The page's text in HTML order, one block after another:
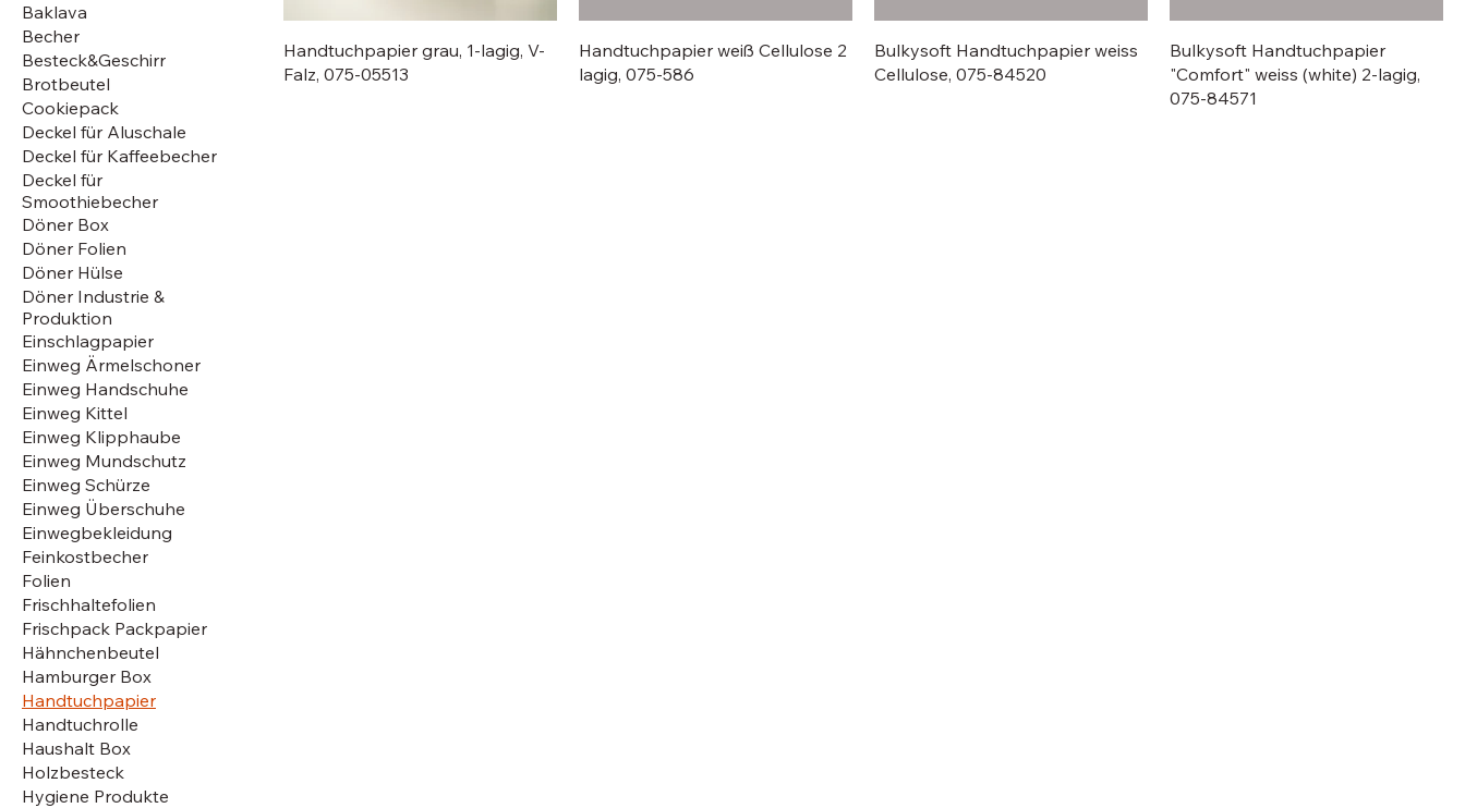
Baklava
Becher
Besteck&Geschirr
Brotbeutel
Cookiepack
Deckel für Aluschale
Deckel für Kaffeebecher
Deckel für
Smoothiebecher
Döner Box
Döner Folien
Döner Hülse
Döner Industrie &
Produktion
Einschlagpapier
Einweg Ärmelschoner
Einweg Handschuhe
Einweg Kittel
Einweg Klipphaube
Einweg Mundschutz
Einweg Schürze
Einweg Überschuhe
Einwegbekleidung
Feinkostbecher
Folien
Frischhaltefolien
Frischpack Packpapier
Hähnchenbeutel
Hamburger Box
Handtuchpapier
Handtuchrolle
Haushalt Box
Holzbesteck
Hygiene Produkte
Handtuchpapier grau, 1-lagig, V-
Falz, 075-05513
Handtuchpapier weiß Cellulose 2
lagig, 075-586
Bulkysoft Handtuchpapier weiss
Cellulose, 075-84520
Bulkysoft Handtuchpapier
"Comfort" weiss (white) 2-lagig,
075-84571